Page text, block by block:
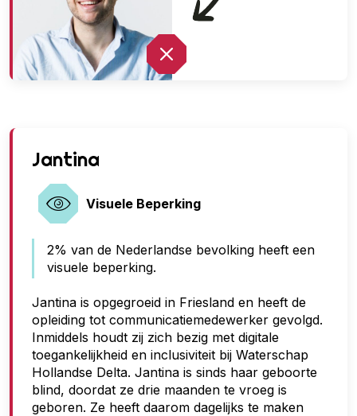
G
e
o
e
g
a
n
g
Jantina
Visuele Beperking
2% van de Nederlandse bevolking heeft een
visuele beperking.
Jantina is opgegroeid in Friesland en heeft de
opleiding tot communicatiemedewerker gevolgd.
Inmiddels houdt zij zich bezig met digitale
toegankelijkheid en inclusiviteit bij Waterschap
Hollandse Delta. Jantina is sinds haar geboorte
blind, doordat ze drie maanden te vroeg is
geboren. Ze heeft daarom dagelijks te maken